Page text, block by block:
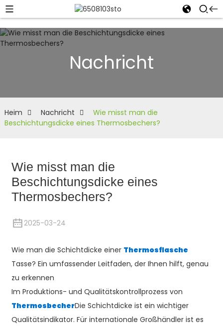
Nachricht
Heim Nachricht
Wie misst man die
Beschichtungsdicke eines Thermosbechers?
Wie misst man die
Beschichtungsdicke eines
Thermosbechers?
2025-03-24
Wie man die Schichtdicke einer Thermosflasche
Tasse? Ein umfassender Leitfaden, der Ihnen hilft, genau
zu erkennen
Im Produktions- und Qualitätskontrollprozess von
ThermosbecherDie Schichtdicke ist ein wichtiger
Qualitätsindikator. Für internationale Großhändler ist es